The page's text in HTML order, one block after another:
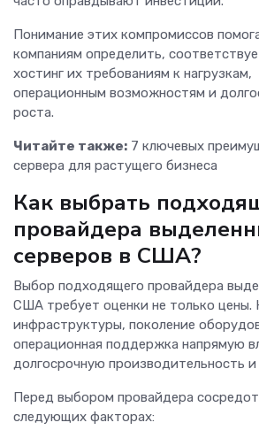
Понимание этих компромиссов
компаниям определить,
хостинг их требованиям к нагрузкам,
операционным возможностям и
роста.
Читайте также: 7 ключевых
сервера для растущего бизнеса
Как выбрать
провайдера
серверов в США?
Выбор подходящего провайдера
США требует оценки не только цены.
инфраструктуры, поколение
операционная поддержка напрямую
долгосрочную производительность
Перед выбором провайдера
следующих факторах: